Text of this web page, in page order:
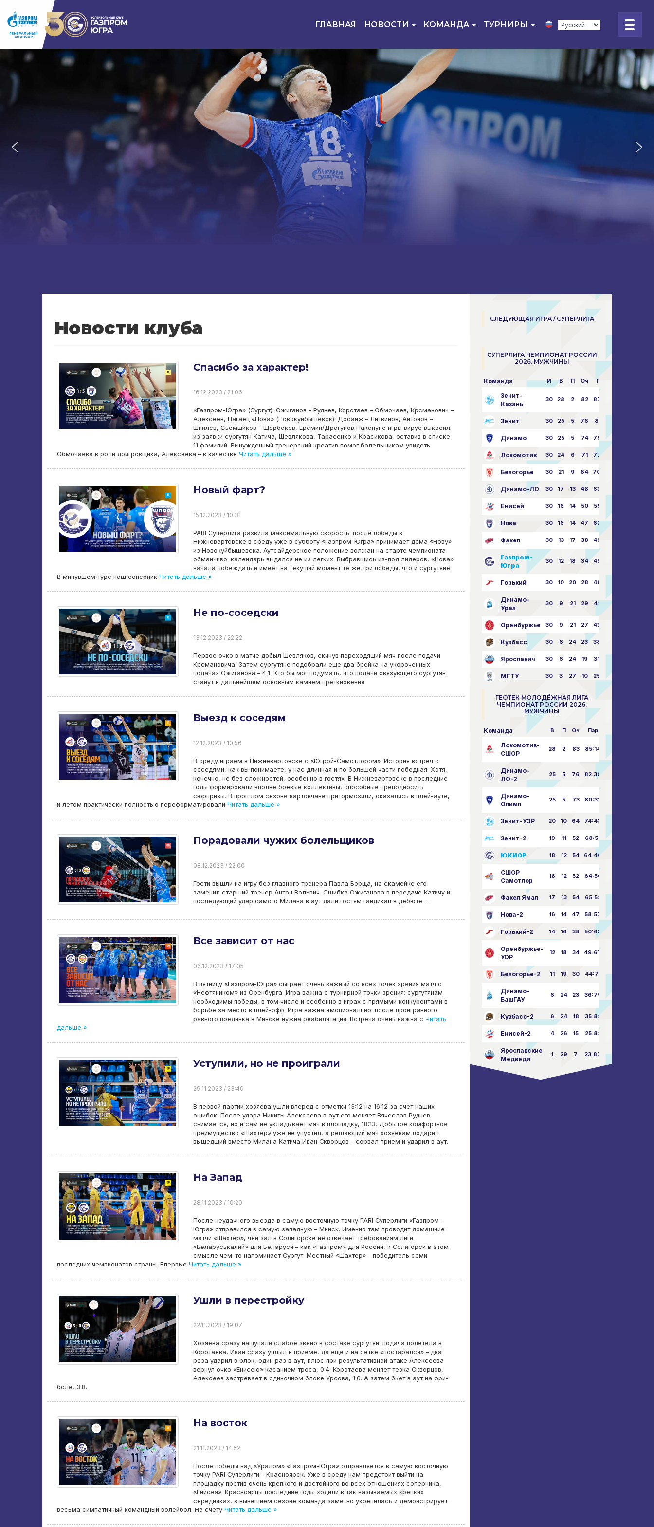
ГЛАВНАЯ НОВОСТИ КОМАНДА ТУРНИРЫ
Новости клуба
Спасибо за характер!
16.12.2023 / 21:06
«Газпром-Югра» (Сургут): Ожиганов – Руднев, Коротаев – Обмочаев, Крсманович –
Алексеев, Нагаец «Нова» (Новокуйбышевск): Досанж – Литвинов, Антонов –
Шпилев, Съемщиков – Щербаков, Еремин/Драгунов Накануне игры вирус выкосил
из заявки сургутян Катича, Шевлякова, Тарасенко и Красикова, оставив в списке
11 фамилий. Вынужденный тренерский креатив помог болельщикам увидеть
Обмочаева в роли доигровщика, Алексеева – в качестве Читать дальше »
Новый фарт?
15.12.2023 / 10:31
PARI Суперлига развила максимальную скорость: после победы в
Нижневартовске в среду уже в субботу «Газпром-Югра» принимает дома «Нову»
из Новокуйбышевска. Аутсайдерское положение волжан на старте чемпионата
обманчиво: календарь выдался не из легких. Выбравшись из-под лидеров, «Нова»
начала побеждать и имеет на текущий момент те же три победы, что и сургутяне.
В минувшем туре наш соперник Читать дальше »
Не по-соседски
13.12.2023 / 22:22
Первое очко в матче добыл Шевляков, скинув переходящий мяч после подачи
Крсмановича. Затем сургутяне подобрали еще два брейка на укороченных
подачах Ожиганова – 4:1. Кто бы мог подумать, что подачи связующего сургутян
станут в дальнейшем основным камнем преткновения
Выезд к соседям
12.12.2023 / 10:56
В среду играем в Нижневартовске с «Югрой-Самотлором». История встреч с
соседями, как вы понимаете, у нас длинная и по большей части победная. Хотя,
конечно, не без сложностей, особенно в гостях. В Нижневартовске в последние
годы формировали вполне боевые коллективы, способные преподносить
сюрпризы. В прошлом сезоне вартовчане притормозили, оказались в плей-ауте,
и летом практически полностью переформатировали Читать дальше »
Порадовали чужих болельщиков
08.12.2023 / 22:00
Гости вышли на игру без главного тренера Павла Борща, на скамейке его
заменил старший тренер Антон Вольвич. Ошибка Ожиганова в передаче Катичу и
последующий удар самого Милана в аут дали гостям гандикап в дебюте …
Все зависит от нас
06.12.2023 / 17:05
В пятницу «Газпром-Югра» сыграет очень важный со всех точек зрения матч с
«Нефтяником» из Оренбурга. Игра важна с турнирной точки зрения: сургутянам
необходимы победы, в том числе и особенно в играх с прямыми конкурентами в
борьбе за место в плей-офф. Игра важна эмоционально: после проигранного
равного поединка в Минске нужна реабилитация. Встреча очень важна с Читать
дальше »
Уступили, но не проиграли
29.11.2023 / 23:40
В первой партии хозяева ушли вперед с отметки 13:12 на 16:12 за счет наших
ошибок. После удара Никиты Алексеева в аут его меняет Вячеслав Руднев,
снимается, но и сам не укладывает мяч в площадку, 18:13. Добытое комфортное
преимущество «Шахтер» уже не упустил, а решающий мяч хозяевам подарил
вышедший вместо Милана Катича Иван Скворцов – сорвал прием и ударил в аут.
На Запад
28.11.2023 / 10:20
После неудачного выезда в самую восточную точку PARI Суперлиги «Газпром-
Югра» отправился в самую западную – Минск. Именно там проводит домашние
матчи «Шахтер», чей зал в Солигорске не отвечает требованиям лиги.
«Беларуськалий» для Беларуси – как «Газпром» для России, и Солигорск в этом
смысле чем-то напоминает Сургут. Местный «Шахтер» – победитель семи
последних чемпионатов страны. Впервые Читать дальше »
Ушли в перестройку
22.11.2023 / 19:07
Хозяева сразу нащупали слабое звено в составе сургутян: подача полетела в
Коротаева, Иван сразу уплыл в приеме, да еще и на сетке «постарался» ­– два
раза ударил в блок, один раз в аут, плюс при результативной атаке Алексеева
вернул очко «Енисею» касанием троса, 0:4. Коротаева меняет тезка Скворцов,
Алексеев застревает в одиночном блоке Урсова, 1:6. А затем бьет в аут на фри-
боле, 3:8.
На восток
21.11.2023 / 14:52
После победы над «Уралом» «Газпром-Югра» отправляется в самую восточную
точку PARI Суперлиги – Красноярск. Уже в среду нам предстоит выйти на
площадку против очень крепкого и достойного во всех отношениях соперника,
«Енисея». Красноярцы последние годы ходили в так называемых крепких
середняках, в нынешнем сезоне команда заметно укрепилась и демонстрирует
весьма симпатичный командный волейбол. На счету Читать дальше »
СЛЕДУЮЩАЯ ИГРА / СУПЕРЛИГА
СУПЕРЛИГА ЧЕМПИОНАТ РОССИИ
2026. МУЖЧИНЫ
Команда И В П Оч Пар
Зенит-
Казань
30 28 2 82 87:24
Зенит 30 25 5 76 81:21
Динамо 30 25 5 74 79:26
Локомотив 30 24 6 71 77:33
Белогорье 30 21 9 64 70:40
Динамо-ЛО 30 17 13 48 63:57
Енисей 30 16 14 50 59:53
Нова 30 16 14 47 62:58
Факел 30 13 17 38 49:62
Газпром-
Югра
30 12 18 34 45:63
Горький 30 10 20 28 46:73
Динамо-
Урал
30 9 21 29 41:70
Оренбуржье 30 9 21 27 43:73
Кузбасс 30 6 24 23 38:76
Ярославич 30 6 24 19 31:80
МГТУ 30 3 27 10 25:87
ГЕОТЕК МОЛОДЁЖНАЯ ЛИГА
ЧЕМПИОНАТ РОССИИ 2026.
МУЖЧИНЫ
Команда В П Оч Пар
Локомотив-
СШОР
28 2 83 85:14
Динамо-
ЛО-2
25 5 76 82:30
Динамо-
Олимп
25 5 73 80:32
Зенит-УОР 20 10 64 74:43
Зенит-2 19 11 52 68:51
ЮКИОР 18 12 54 64:46
СШОР
Самотлор
18 12 52 64:50
Факел Ямал 17 13 54 65:52
Нова-2 16 14 47 58:57
Горький-2 14 16 38 50:63
Оренбуржье-
УОР
12 18 34 49:67
Белогорье-2 11 19 30 44:71
Динамо-
БашГАУ
6 24 23 36:75
Кузбасс-2 6 24 18 35:82
Енисей-2 4 26 15 25:82
Ярославские
Медведи
1 29 7 23:87